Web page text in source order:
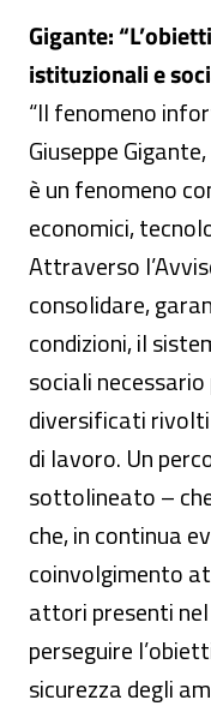
Gigante:
istituzionali e
“Il fenomeno
Giuseppe
è un fenomeno
economici,
Attraverso
consolidare,
condizioni, il
sociali
diversificati
di lavoro. Un
sottolineato –
che, in continua
coinvolgimento
attori presenti nel
perseguire
sicurezza degli